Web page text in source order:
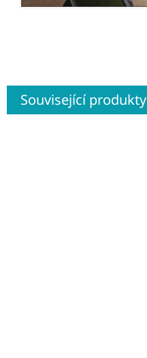
Související produkty